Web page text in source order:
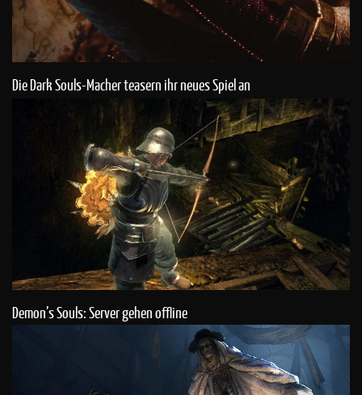
Die Dark Souls-Macher teasern ihr neues Spiel an
Demon’s Souls: Server gehen offline